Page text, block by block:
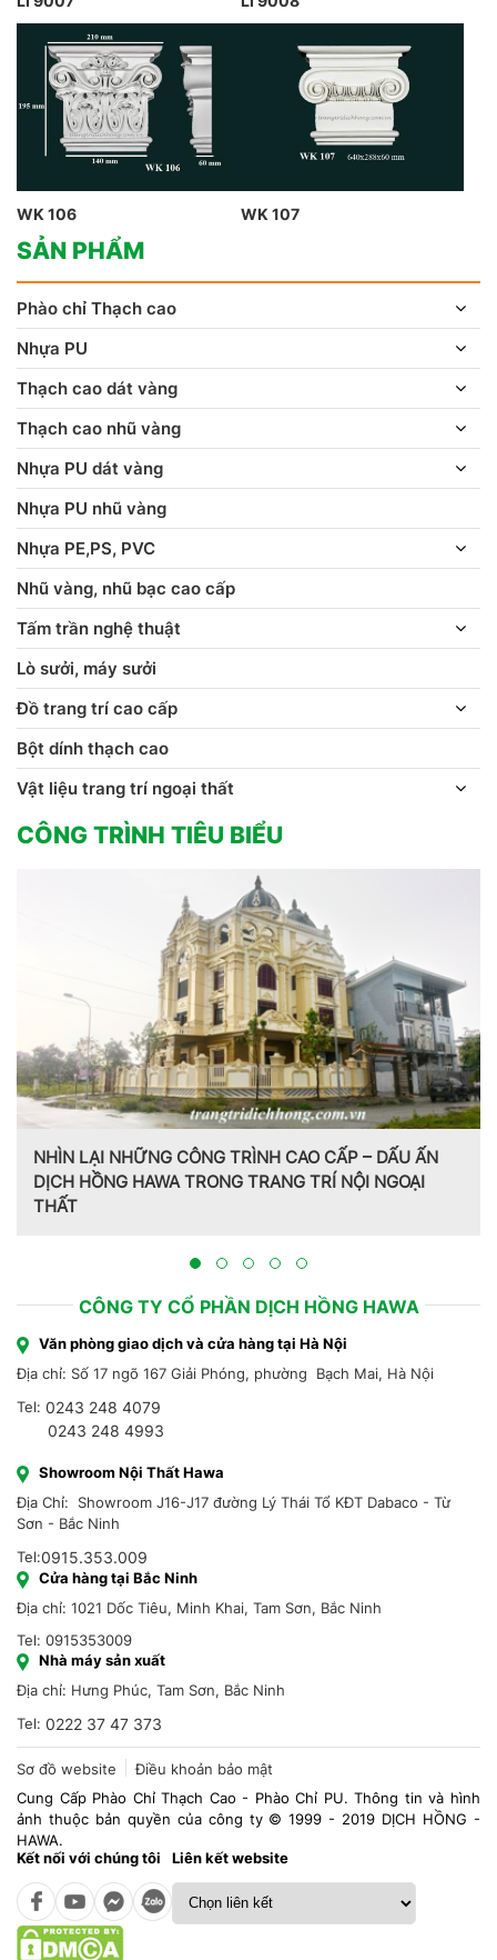
WK 106 WK 107
SẢN PHẨM
Phào chỉ Thạch cao
Nhựa PU
Thạch cao dát vàng
Thạch cao nhũ vàng
Nhựa PU dát vàng
Nhựa PU nhũ vàng
Nhựa PE,PS, PVC
Nhũ vàng, nhũ bạc cao cấp
Tấm trần nghệ thuật
Lò sưởi, máy sưởi
Đồ trang trí cao cấp
Bột dính thạch cao
Vật liệu trang trí ngoại thất
CÔNG TRÌNH TIÊU BIỂU
NHÌN LẠI NHỮNG CÔNG TRÌNH CAO CẤP – DẤU ẤN
DỊCH HỒNG HAWA TRONG TRANG TRÍ NỘI NGOẠI
THẤT
CÔNG TY CỔ PHẦN DỊCH HỒNG HAWA
Văn phòng giao dịch và cửa hàng tại Hà Nội
Địa chỉ: Số 17 ngõ 167 Giải Phóng, phường Bạch Mai, Hà Nội
Tel: 0243 248 4079
0243 248 4993
Showroom Nội Thất Hawa
Địa Chỉ: Showroom J16-J17 đường Lý Thái Tổ KĐT Dabaco - Từ
Sơn - Bắc Ninh
Tel:0915.353.009
Cửa hàng tại Bắc Ninh
Địa chỉ: 1021 Dốc Tiêu, Minh Khai, Tam Sơn, Bắc Ninh
Tel: 0915353009
Nhà máy sản xuất
Địa chỉ: Hưng Phúc, Tam Sơn, Bắc Ninh
Tel: 0222 37 47 373
Sơ đồ website
Điều khoản bảo mật
Cung Cấp Phào Chỉ Thạch Cao - Phào Chỉ PU. Thông tin và hình
ảnh thuộc bản quyền của công ty © 1999 - 2019 DỊCH HỒNG -
HAWA.
Kết nối với chúng tôi
Liên kết website